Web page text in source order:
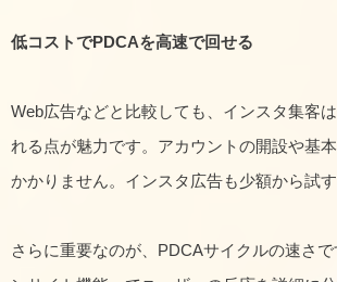
低コストでPDCAを高速で回せる
Web広告などと比較しても、インスタ集客
れる点が魅力です。アカウントの開設や基
かかりません。インスタ広告も少額から試す
さらに重要なのが、PDCAサイクルの速さ